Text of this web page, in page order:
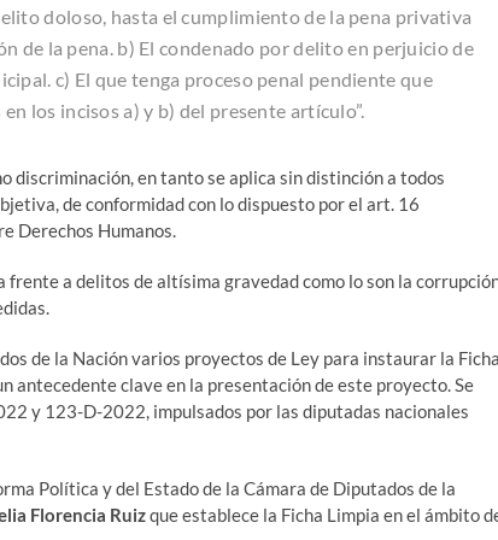
doloso, hasta el cumplimiento de la pena privativa
de la pena. b) El condenado por delito en perjuicio de
c) El que tenga proceso penal pendiente que
los incisos a) y b) del presente artículo”.
discriminación, en tanto se aplica sin distinción a todos
de conformidad con lo dispuesto por el art. 16
Derechos Humanos.
a delitos de altísima gravedad como lo son la
de la Nación varios proyectos de Ley para instaurar la Ficha
antecedente clave en la presentación de este proyecto. Se
y 123-D-2022, impulsados por las diputadas nacionales
Política y del Estado de la Cámara de Diputados de la
Florencia Ruizque establece la Ficha Limpia en el ámbito